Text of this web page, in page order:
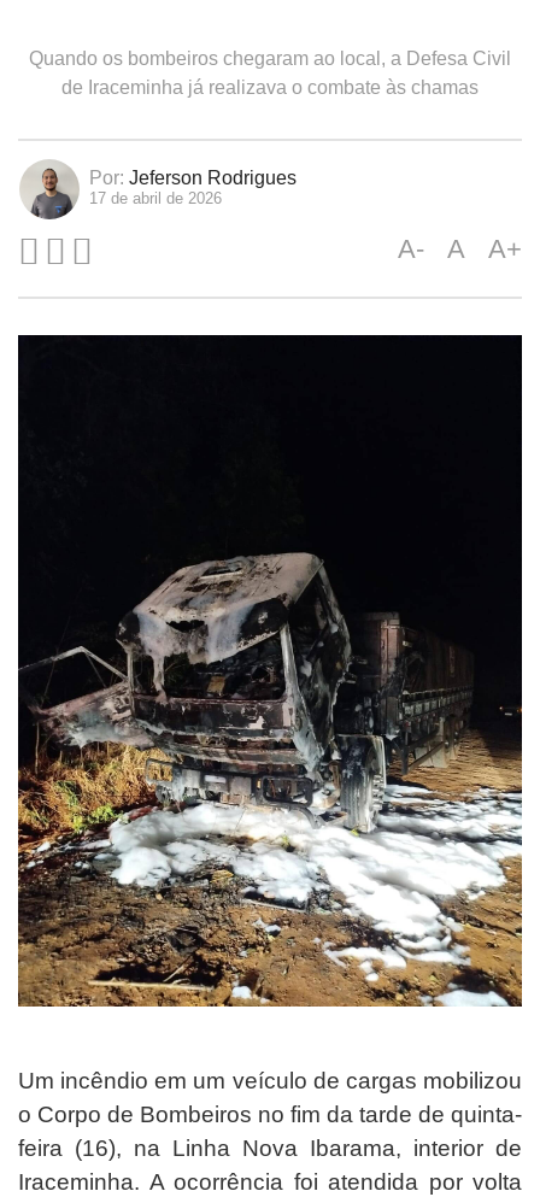
Quando os bombeiros chegaram ao local, a Defesa Civil
de Iraceminha já realizava o combate às chamas
Por: Jeferson Rodrigues
17 de abril de 2026
A- A A+
Um incêndio em um veículo de cargas mobilizou
o Corpo de Bombeiros no fim da tarde de quinta-
feira (16), na Linha Nova Ibarama, interior de
Iraceminha. A ocorrência foi atendida por volta